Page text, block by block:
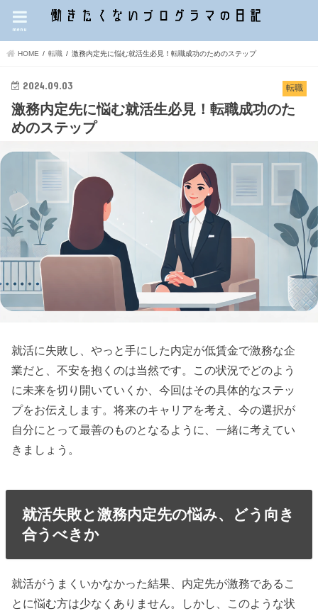
menu
HOME 転職 激務内定先に悩む就活生必見！転職成功のためのステップ
転職
2024.09.03
激務内定先に悩む就活生必見！転職成功のた
めのステップ
就活に失敗し、やっと手にした内定が低賃金で激務な企
業だと、不安を抱くのは当然です。この状況でどのよう
に未来を切り開いていくか、今回はその具体的なステッ
プをお伝えします。将来のキャリアを考え、今の選択が
自分にとって最善のものとなるように、一緒に考えてい
きましょう。
就活失敗と激務内定先の悩み、どう向き
合うべきか
就活がうまくいかなかった結果、内定先が激務であるこ
とに悩む方は少なくありません。しかし、このような状